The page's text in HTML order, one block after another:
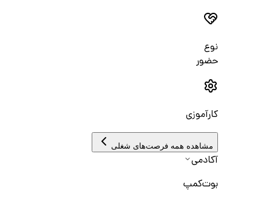
نوع
حضور
کارآموزی
مشاهده همه فرصت‌های شغلی
آکادمی
بوت‌کمپ